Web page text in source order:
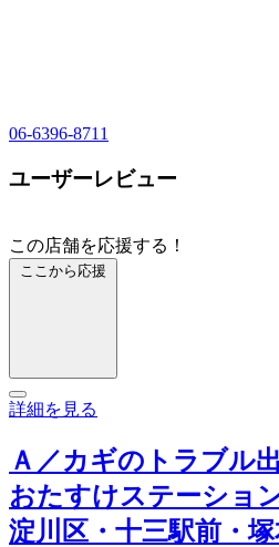
06-6396-8711
ユーザーレビュー
この店舗を応援する！
ここから応援
詳細を見る
Ａ／カギのトラブル
おたすけステーショ
淀川区・十三駅前・